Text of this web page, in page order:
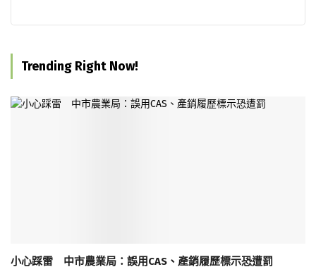
Trending Right Now!
小心踩雷 中市農業局：誤用CAS、產銷履歷標示恐遭罰